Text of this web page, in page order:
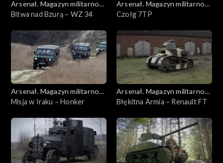
Arsenał. Magazyn militarno-
historyczny
Bitwa nad Bzurą – WZ 34
Arsenał. Magazyn militarno-
historyczny
Czołg 7TP
Arsenał. Magazyn militarno-
historyczny
Misja w Iraku – Honker
Arsenał. Magazyn militarno-
historyczny
Błękitna Armia – Renault FT